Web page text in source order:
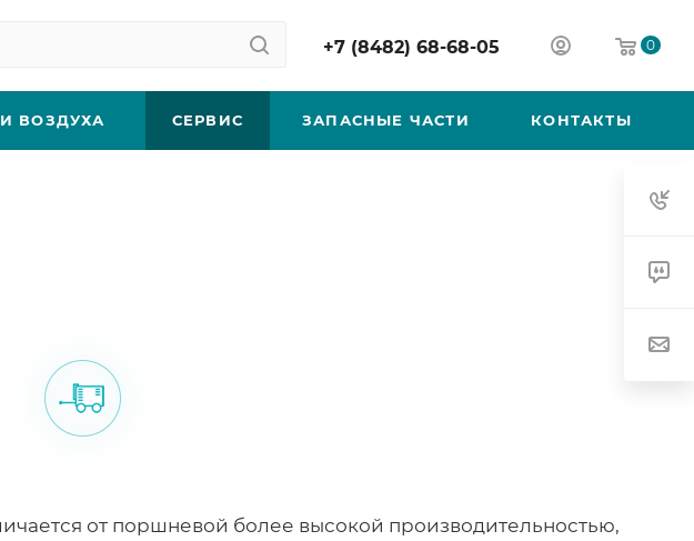
+7 (8482) 68-68-05 0
ВОЗДУХА СЕРВИС ЗАПАСНЫЕ ЧАСТИ КОНТАКТЫ
от поршневой более высокой производительностью,